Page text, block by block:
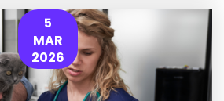
5
MAR
2026